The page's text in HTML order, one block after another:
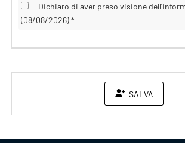
Dichiaro di aver preso visione
(08/08/2026) *
SALVA